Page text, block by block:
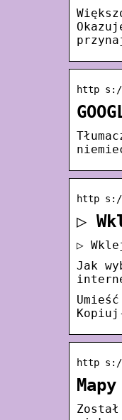
http
http s://
▷
▷
Jak
http